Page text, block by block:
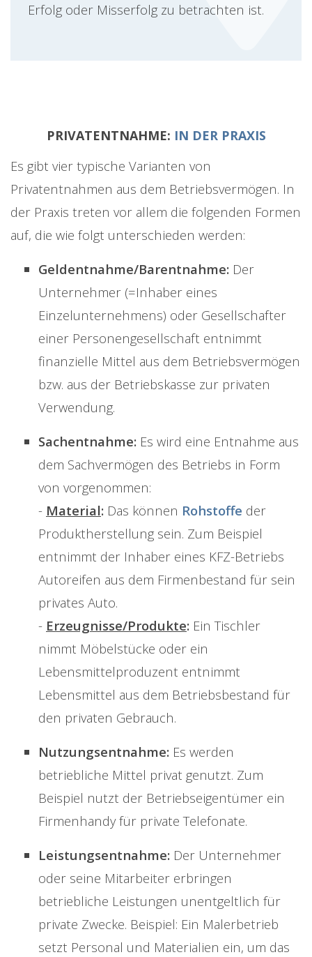
Erfolg oder Misserfolg zu betrachten ist.
PRIVATENTNAHME: IN DER PRAXIS
Es gibt vier typische Varianten von
Privatentnahmen aus dem Betriebsvermögen. In
der Praxis treten vor allem die folgenden Formen
auf, die wie folgt unterschieden werden:
Geldentnahme/Barentnahme: Der
Unternehmer (=Inhaber eines
Einzelunternehmens) oder Gesellschafter
einer Personengesellschaft entnimmt
finanzielle Mittel aus dem Betriebsvermögen
bzw. aus der Betriebskasse zur privaten
Verwendung.
Sachentnahme: Es wird eine Entnahme aus
dem Sachvermögen des Betriebs in Form
von vorgenommen:
- Material: Das können Rohstoffe der
Produktherstellung sein. Zum Beispiel
entnimmt der Inhaber eines KFZ-Betriebs
Autoreifen aus dem Firmenbestand für sein
privates Auto.
- Erzeugnisse/Produkte: Ein Tischler
nimmt Möbelstücke oder ein
Lebensmittelproduzent entnimmt
Lebensmittel aus dem Betriebsbestand für
den privaten Gebrauch.
Nutzungsentnahme: Es werden
betriebliche Mittel privat genutzt. Zum
Beispiel nutzt der Betriebseigentümer ein
Firmenhandy für private Telefonate.
Leistungsentnahme: Der Unternehmer
oder seine Mitarbeiter erbringen
betriebliche Leistungen unentgeltlich für
private Zwecke. Beispiel: Ein Malerbetrieb
setzt Personal und Materialien ein, um das